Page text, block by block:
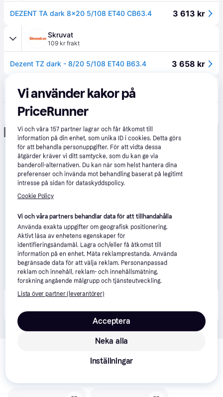
DEZENT TA dark 8x20 5/108 ET40 CB63.4 3 613 kr
Skruvat
109 kr frakt
Dezent TZ dark - 8/20 5/108 ET40 B63.4 3 658 kr
Fri frakt
Annons
Produkten finns även hos 4 butiker
samarbeta med PriceRunner.
Relaterade produkter
Vi har plockat fram ett urval av produkter som kanske skulle
Vi använder kakor på
PriceRunner
Vi och våra157 partner lagrar och får åtkomst till
information på din enhet, som unika ID i cookies. Detta görs
för att behandla personuppgifter. För att vidta dessa
åtgärder kräver vi ditt samtycke, som du kan ge via
banderoll-alternativen. Du kan när som helst hantera dina
preferenser och invända mot behandling baserat på legitimt
intresse på sidan för dataskyddspolicy.
Cookie Policy
Vi och våra partners behandlar data för att tillhandahålla
Använda exakta uppgifter om geografisk positionering.
Aktivt läsa av enhetens egenskaper för
identifieringsändamål. Lagra och/eller få åtkomst till
information på en enhet. Mäta reklamprestanda. Använda
begränsade data för att välja reklam. Personanpassad
reklam och innehåll, reklam- och innehållsmätning,
forskning angående målgrupp och tjänsteutveckling.
Lista över partner (leverantörer)
Neka alla
Acceptera
Inställningar